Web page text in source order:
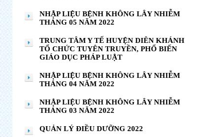
NHẬP LIỆU BỆNH KHÔNG LÂY NHIỄM
THÁNG 05 NĂM 2022
TRUNG TÂM Y TẾ HUYỆN DIÊN KHÁNH
TỔ CHỨC TUYÊN TRUYỀN, PHỔ BIẾN
GIÁO DỤC PHÁP LUẬT
NHẬP LIỆU BỆNH KHÔNG LÂY NHIỄM
THÁNG 04 NĂM 2022
NHẬP LIỆU BỆNH KHÔNG LÂY NHIỄM
THÁNG 03 NĂM 2022
QUẢN LÝ ĐIỀU DƯỠNG 2022